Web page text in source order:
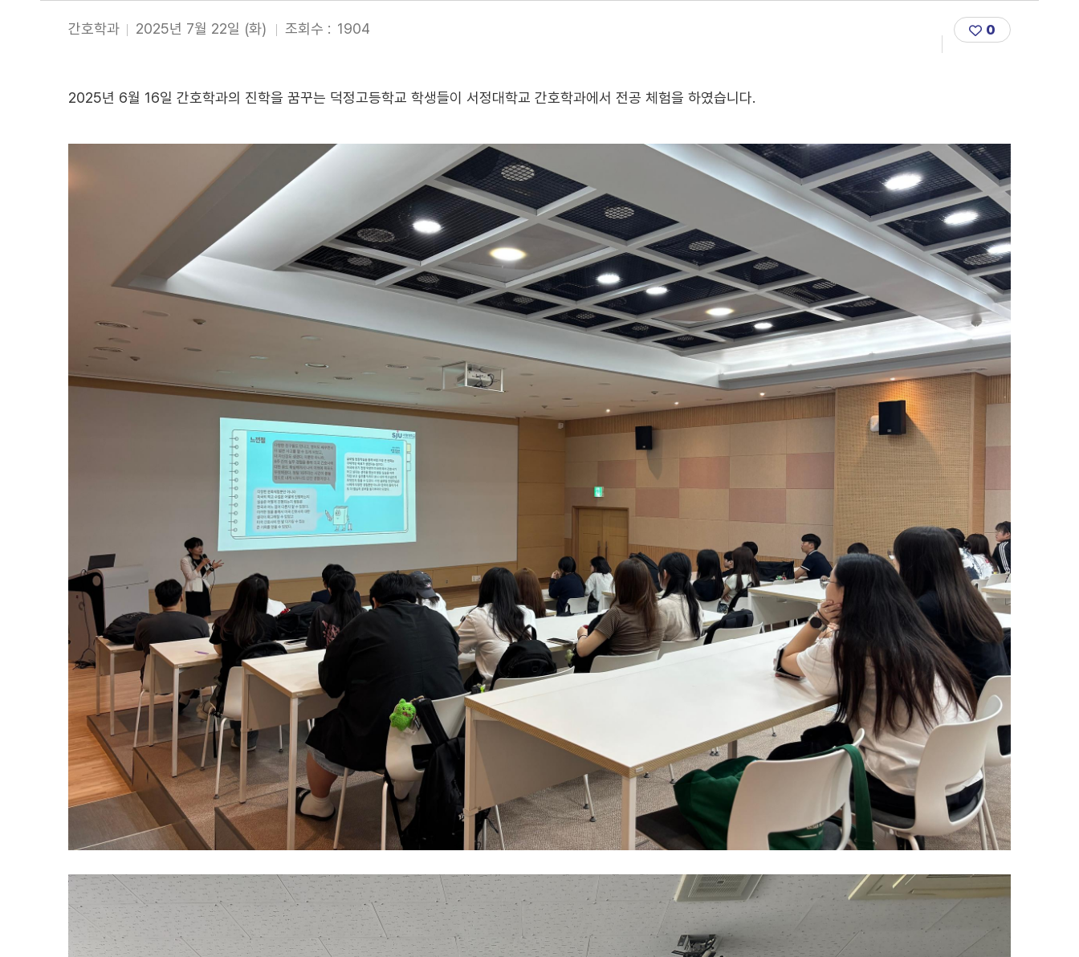
간호학과 2025년 7월 22일 (화) 조회수 : 1904 0
2025년 6월 16일 간호학과의 진학을 꿈꾸는 덕정고등학교 학생들이 서정대학교 간호학과에서 전공 체험을 하였습니다.